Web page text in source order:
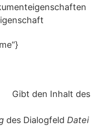
Inhalt des
des Dialogfeld Datei